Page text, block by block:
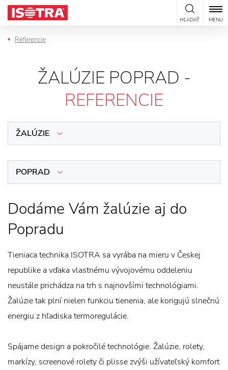
Preskočiť na obsah
HĽADAŤ MENU
Referencie
ŽALÚZIE POPRAD -
REFERENCIE
ŽALÚZIE
POPRAD
Dodáme Vám žalúzie aj do
Popradu
Tieniaca technika ISOTRA sa vyrába na mieru v Českej
republike a vďaka vlastnému vývojovému oddeleniu
neustále prichádza na trh s najnovšími technológiami.
Žalúzie tak plní nielen funkciu tienenia, ale korigujú slnečnú
energiu z hľadiska termoregulácie.
Spájame design a pokročilé technológie. Žalúzie, rolety,
markízy, screenové rolety či plisse zvýši užívateľský komfort